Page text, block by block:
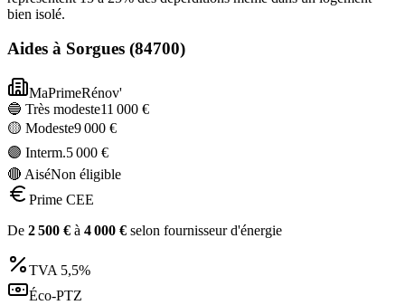
bien isolé.
Aides à Sorgues (84700)
MaPrimeRénov'
🔵 Très modeste11 000 €
🟡 Modeste9 000 €
🟣 Interm.5 000 €
🔴 AiséNon éligible
Prime CEE
De 2 500 € à 4 000 € selon fournisseur d'énergie
TVA 5,5%
Éco-PTZ